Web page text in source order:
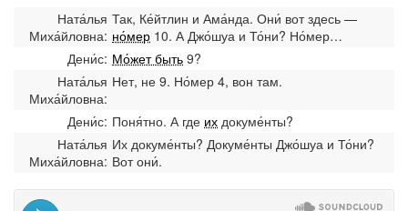
Ната́лья
Миха́йловна:
Так, Ке́йтлин и Ама́нда. Они́ вот здесь —
но́мер 10. А Джо́шуа и То́ни? Но́мер…
Дени́с: Мо́жет быть 9?
Ната́лья
Миха́йловна:
Нет, не 9. Но́мер 4, вон там.
Дени́с: Поня́тно. А где их докуме́нты?
Ната́лья
Миха́йловна:
Их докуме́нты? Докуме́нты Джо́шуа и То́ни?
Вот они́.